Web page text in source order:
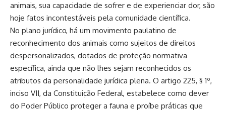
animais, sua capacidade de sofrer e de experienciar dor, são
hoje fatos incontestáveis pela comunidade científica.
No plano jurídico, há um movimento paulatino de
reconhecimento dos animais como sujeitos de direitos
despersonalizados, dotados de proteção normativa
específica, ainda que não lhes sejam reconhecidos os
atributos da personalidade jurídica plena. O artigo 225, § 1º,
inciso VII, da Constituição Federal, estabelece como dever
do Poder Público proteger a fauna e proíbe práticas que